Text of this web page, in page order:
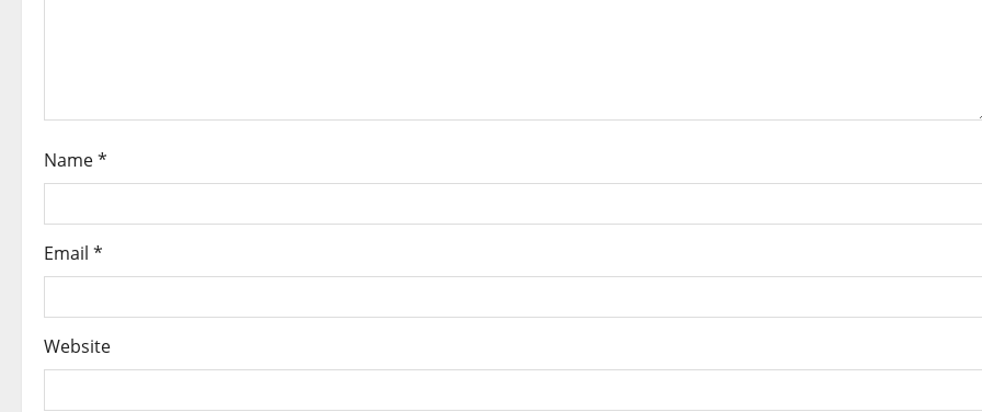
o
n
Name*
Email *
Website